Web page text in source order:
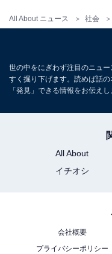
All About ニュース 社会
日本に出回っているす
クチン接種率の高い
を見るとマスクは必
県）」など、ワクチン
また、「ワクチン接
クを着用していなけ
をすることはできな
いつ接種したのか分
世の中をにぎわず注目のニュ
すく掘り下げます。読めば話
「発見」できる情報をお伝えし
All About
イチオシ
会社概要
プライバシーポリシー